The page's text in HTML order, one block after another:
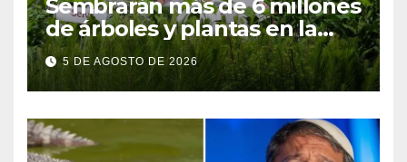
Sembrarán más de 6 millones
de árboles y plantas en la
Jornada Nacional de
Reforestación 2026
5 DE AGOSTO DE 2026